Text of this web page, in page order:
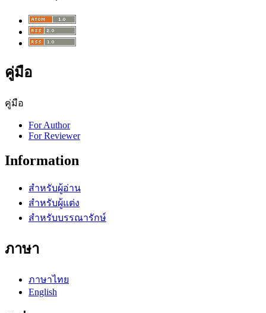
คู่มือ
คู่มือ
For Author
For Reviewer
Information
สำหรับผู้อ่าน
สำหรับผู้แต่ง
สำหรับบรรณารักษ์
ภาษา
ภาษาไทย
English